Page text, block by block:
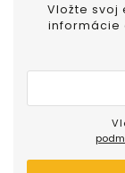
Vložte svoj
informácie